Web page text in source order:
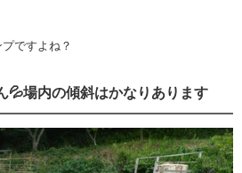
ですよね？
💦場内の傾斜はかなりあります